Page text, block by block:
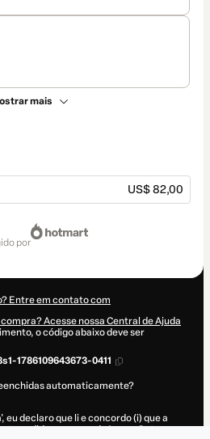
mais
US$ 82,00
por
Entre em contato com
Acesse nossa Central de Ajuda
o código abaixo deve ser
1786109643673-0411
automaticamente?
eu declaro que li e concordo (i) que a
pedido em nome deLucas Gatese